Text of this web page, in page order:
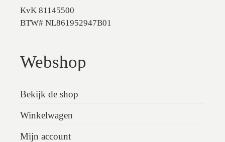
KvK 81145500
BTW# NL861952947B01
Webshop
Bekijk de shop
Winkelwagen
Mijn account